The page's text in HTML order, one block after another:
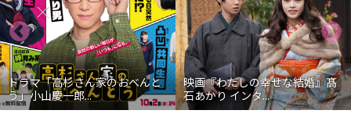
ドラマ「高杉さん家のおべんと
う」小山慶一郎...
映画『わたしの幸せな結婚』髙
石あかり インタ...